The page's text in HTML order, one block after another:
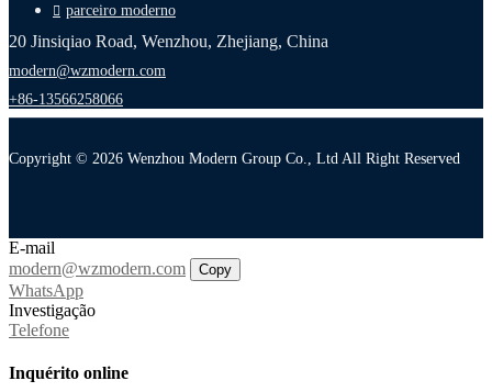
parceiro moderno
20 Jinsiqiao Road, Wenzhou, Zhejiang, China
modern@wzmodern.com
+86-13566258066
Copyright © 2026 Wenzhou Modern Group Co., Ltd All Right Reserved
E-mail
modern@wzmodern.com
Copy
WhatsApp
Investigação
Telefone
Inquérito online